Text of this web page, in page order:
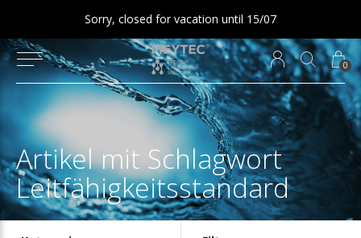
0
Sorry, closed for vacation until 15/07
Artikel mit Schlagwort
Leitfähigkeitsstandard